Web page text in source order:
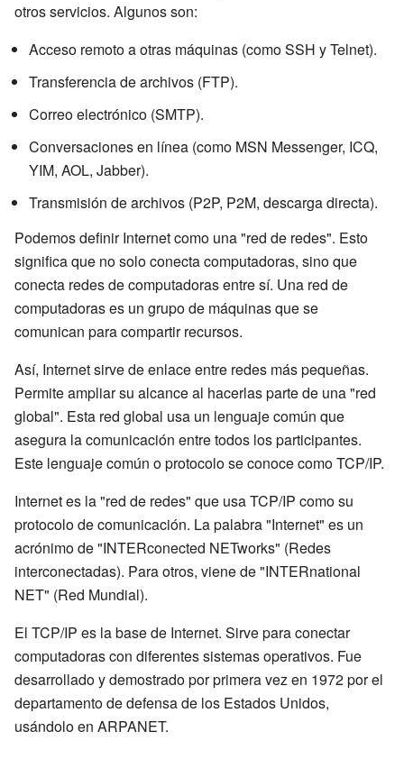
otros servicios. Algunos son:
Acceso remoto a otras máquinas (como SSH y Telnet).
Transferencia de archivos (FTP).
Correo electrónico (SMTP).
Conversaciones en línea (como MSN Messenger, ICQ,
YIM, AOL, Jabber).
Transmisión de archivos (P2P, P2M, descarga directa).
Podemos definir Internet como una "red de redes". Esto
significa que no solo conecta computadoras, sino que
conecta redes de computadoras entre sí. Una red de
computadoras es un grupo de máquinas que se
comunican para compartir recursos.
Así, Internet sirve de enlace entre redes más pequeñas.
Permite ampliar su alcance al hacerlas parte de una "red
global". Esta red global usa un lenguaje común que
asegura la comunicación entre todos los participantes.
Este lenguaje común o protocolo se conoce como TCP/IP.
Internet es la "red de redes" que usa TCP/IP como su
protocolo de comunicación. La palabra "Internet" es un
acrónimo de "INTERconected NETworks" (Redes
interconectadas). Para otros, viene de "INTERnational
NET" (Red Mundial).
El TCP/IP es la base de Internet. Sirve para conectar
computadoras con diferentes sistemas operativos. Fue
desarrollado y demostrado por primera vez en 1972 por el
departamento de defensa de los Estados Unidos,
usándolo en ARPANET.